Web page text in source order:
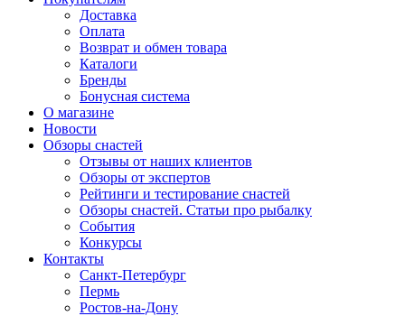
Доставка
Оплата
Возврат и обмен товара
Каталоги
Бренды
Бонусная система
О магазине
Новости
Обзоры снастей
Отзывы от наших клиентов
Обзоры от экспертов
Рейтинги и тестирование снастей
Обзоры снастей. Статьи про рыбалку
События
Конкурсы
Контакты
Санкт-Петербург
Пермь
Ростов-на-Дону